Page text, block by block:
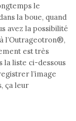
le
la boue, quand
avez la possibilité
l’Outrageotron®,
est très
la liste ci-dessous
l’image
ça leur